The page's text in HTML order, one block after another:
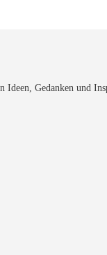
Ideen, Gedanken und